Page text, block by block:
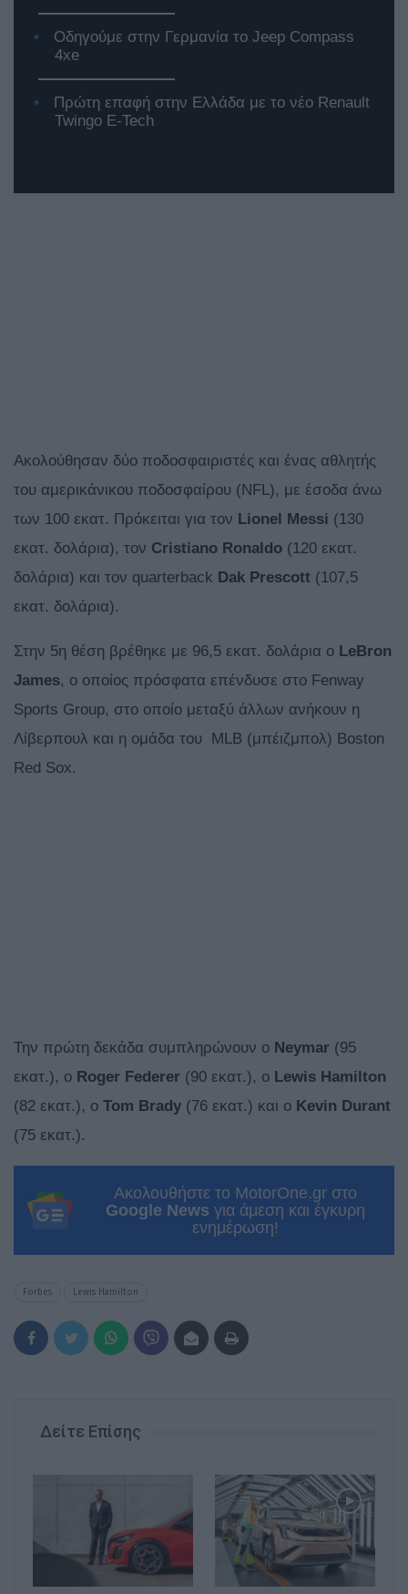
Οδηγούμε στην Γερμανία το Jeep Compass
4xe
Πρώτη επαφή στην Ελλάδα με το νέο Renault
Twingo E-Tech
Ακολούθησαν δύο ποδοσφαιριστές και ένας αθλητής
του αμερικάνικου ποδοσφαίρου (NFL), με έσοδα άνω
των 100 εκατ. Πρόκειται για τον Lionel Messi (130
εκατ. δολάρια), τον Cristiano Ronaldo (120 εκατ.
δολάρια) και τον quarterback Dak Prescott (107,5
εκατ. δολάρια).
Στην 5η θέση βρέθηκε με 96,5 εκατ. δολάρια ο LeBron
James, ο οποίος πρόσφατα επένδυσε στο Fenway
Sports Group, στο οποίο μεταξύ άλλων ανήκουν η
Λίβερπουλ και η ομάδα του MLB (μπέιζμπολ) Boston
Red Sox.
Την πρώτη δεκάδα συμπληρώνουν ο Neymar (95
εκατ.), ο Roger Federer (90 εκατ.), ο Lewis Hamilton
(82 εκατ.), ο Tom Brady (76 εκατ.) και ο Kevin Durant
(75 εκατ.).
Ακολουθήστε το MotorOne.gr στο
Google News για άμεση και έγκυρη
ενημέρωση!
Forbes Lewis Hamilton
Δείτε Επίσης